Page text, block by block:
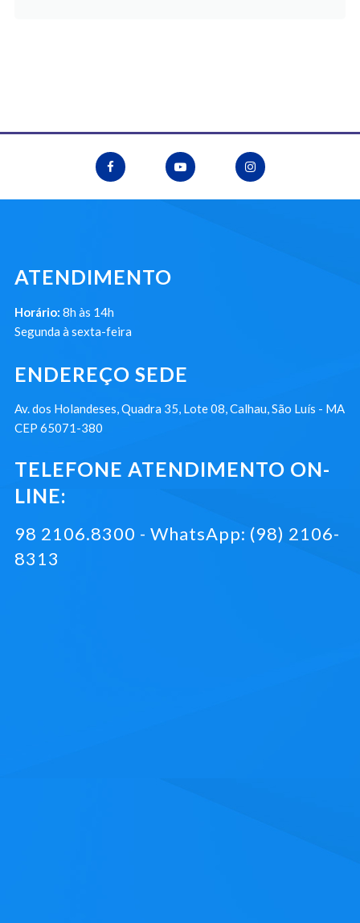
ATENDIMENTO
Horário: 8h às 14h
Segunda à sexta-feira
ENDEREÇO SEDE
Av. dos Holandeses, Quadra 35, Lote 08, Calhau, São Luís - MA
CEP 65071-380
TELEFONE ATENDIMENTO ON-
LINE:
98 2106.8300 - WhatsApp: (98) 2106-
8313